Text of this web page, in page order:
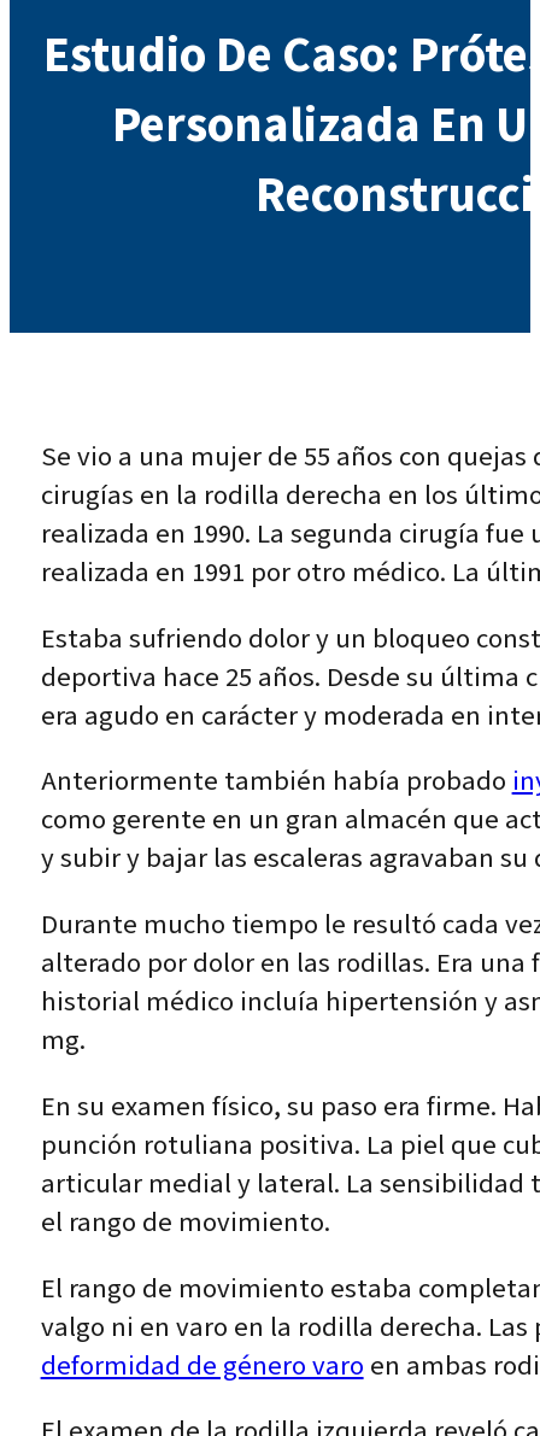
Estudio De Caso:
Personalizada En
Se vio a una mujer de 55 años con
cirugías en la rodilla derecha en los
realizada en 1990. La segunda cirugía
realizada en 1991 por otro médico. La
Estaba sufriendo dolor y un bloqueo
deportiva hace 25 años. Desde su
era agudo en carácter y moderada en
Anteriormente también había probado
como gerente en un gran almacén que
y subir y bajar las escaleras agravaban su
Durante mucho tiempo le resultó cada
alterado por dolor en las rodillas. Era
historial médico incluía hipertensión y
mg.
En su examen físico, su paso era firme.
punción rotuliana positiva. La piel que
articular medial y lateral. La
el rango de movimiento.
El rango de movimiento estaba
valgo ni en varo en la rodilla derecha.
deformidad de género varo en ambas